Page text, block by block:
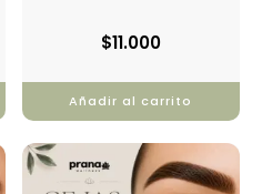
$11.000
Añadir al carrito